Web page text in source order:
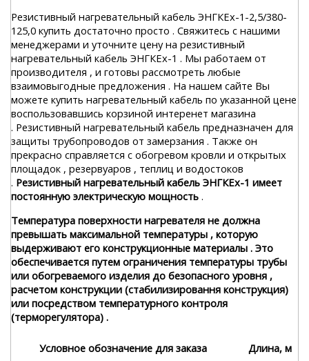
Резистивный нагревательный кабель ЭНГКЕх-1-2,5/380-
125,0 купить достаточно просто . Свяжитесь с нашими
менеджерами и уточните цену на резистивный
нагревательный кабель ЭНГКЕх-1 . Мы работаем от
производителя , и готовы рассмотреть любые
взаимовыгодные предложения . На нашем сайте Вы
можете купить нагревательный кабель по указанной цене
воспользовавшись корзиной интеренет магазина
. Резистивный нагревательный кабель предназначен для
защиты трубопроводов от замерзания . Также он
прекрасно справляется с обогревом кровли и открытых
площадок , резервуаров , теплиц и водостоков
. Резистивный нагревательный кабель ЭНГКЕх-1 имеет
постоянную электрическую мощность .
Температура поверхности нагревателя не должна
превышать максимальной температуры , которую
выдерживают его конструкционные материалы . Это
обеспечивается путем ограничения температуры трубы
или обогреваемого изделия до безопасного уровня ,
расчетом конструкции (стабилизировання конструкция)
или посредством температурного контроля
(терморегулятора) .
Условное обозначение для заказа
Длина, м